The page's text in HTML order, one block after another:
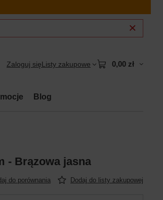
Zaloguj sięListy zakupowe 0,00 zł
Blog
- Brązowa jasna
do porównania Dodaj do listy zakupowej